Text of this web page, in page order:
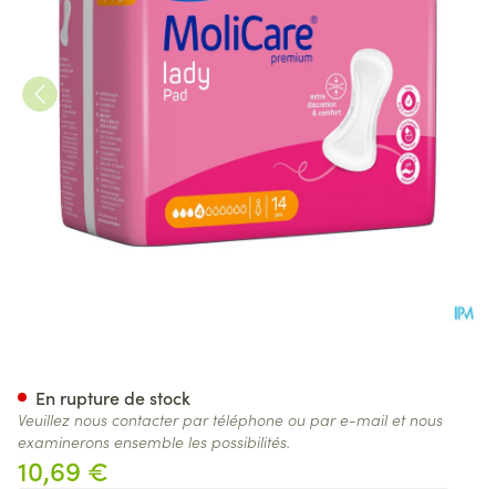
10,69 €
En rupture de stock
Veuillez nous contacter par téléphone ou par e-mail et nous
examinerons ensemble les possibilités.